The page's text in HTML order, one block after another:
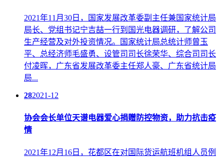
2021年11月30日，国家发展改革委副主任兼国家统计局
局长、党组书记宁吉喆一行到国光电器调研，了解公司
生产经营及对外投资情况。国家统计局总统计师曾玉
平、总经济师毛盛勇、设管司司长徐荣华、综合司司长
付凌晖，广东省发展改革委主任郑人豪、广东省统计局
局...
282021-12
协会会长单位天谱电器爱心捐赠防控物资，助力抗击疫
情
2021年12月16日，花都区在对国际货运航班机组人员例